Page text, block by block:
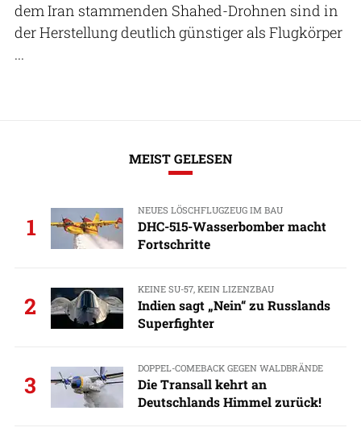
dem Iran stammenden Shahed-Drohnen sind in
der Herstellung deutlich günstiger als Flugkörper
...
MEIST GELESEN
1
NEUES LÖSCHFLUGZEUG IM BAU
DHC-515-Wasserbomber macht
Fortschritte
2
KEINE SU-57, KEIN LIZENZBAU
Indien sagt „Nein“ zu Russlands
Superfighter
3
DOPPEL-COMEBACK GEGEN WALDBRÄNDE
Die Transall kehrt an
Deutschlands Himmel zurück!